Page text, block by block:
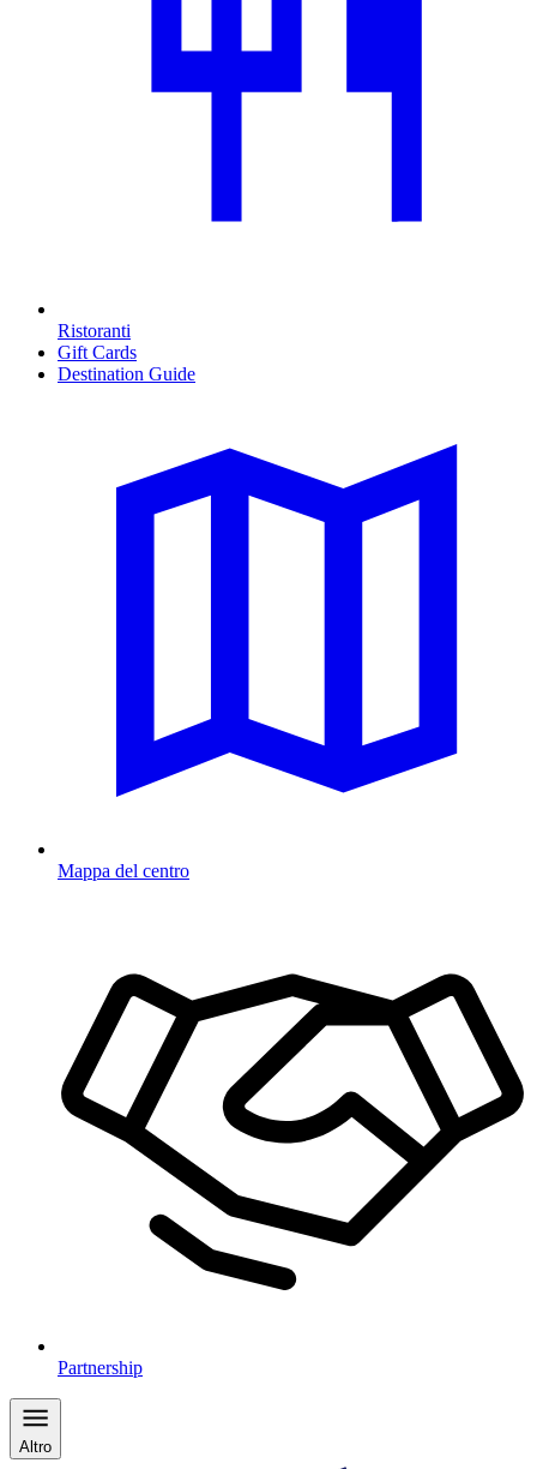
Ristoranti
Gift Cards
Destination Guide
Mappa del centro
Partnership
Altro